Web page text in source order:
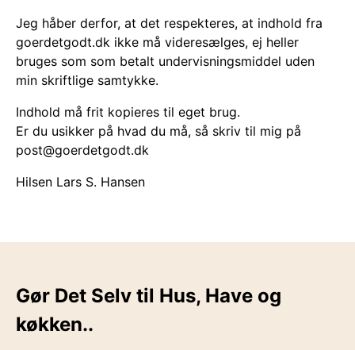
Jeg håber derfor, at det respekteres, at indhold fra
goerdetgodt.dk ikke må videresælges, ej heller
bruges som som betalt undervisningsmiddel uden
min skriftlige samtykke.
Indhold må frit kopieres til eget brug.
Er du usikker på hvad du må, så skriv til mig på
post@goerdetgodt.dk
Hilsen Lars S. Hansen
Gør Det Selv til Hus, Have og
køkken..